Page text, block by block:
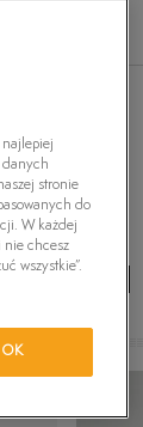
najlepiej
danych
stronie
do
W każdej
nie chcesz
wszystkie”.
OK